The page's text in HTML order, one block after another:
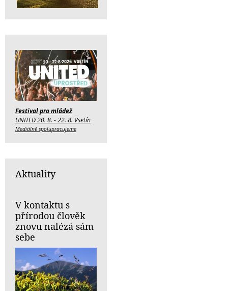
Festival pro mládež
UNITED 20. 8. - 22. 8. Vsetín
Mediálně spolupracujeme
Aktuality
V kontaktu s
přírodou člověk
znovu nalézá sám
sebe